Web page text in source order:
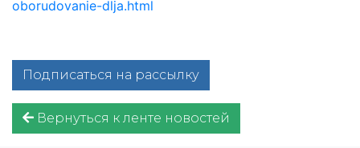
oborudovanie-dlja.html
Подписаться на рассылку
Вернуться к ленте новостей